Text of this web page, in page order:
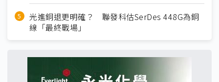
光進銅退更明確？ 聯發科估SerDes 448G為銅
線「最終戰場」